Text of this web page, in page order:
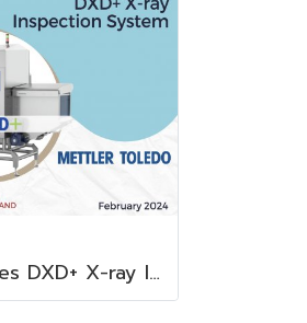
X35 Series DXD+ X-ray Inspection System